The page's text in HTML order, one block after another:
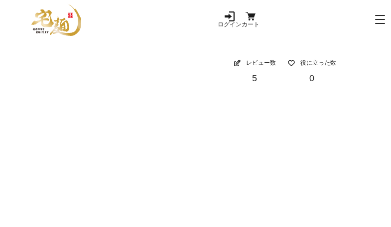
ログインカート
レビュー数
5
役に立った数
0